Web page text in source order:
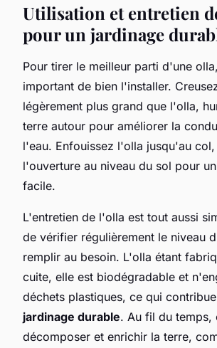
Utilisation et entretien
pour un jardinage
Pour tirer le meilleur parti d'une
important de bien l'installer.
légèrement plus grand que l'olla,
terre autour pour améliorer la
l'eau. Enfouissez l'olla jusqu'au col,
l'ouverture au niveau du sol pour
facile.
L'entretien de l'olla est tout aussi
de vérifier régulièrement le niveau
remplir au besoin. L'olla étant
cuite, elle est biodégradable et
déchets plastiques, ce qui
jardinage durable. Au fil du temps,
décomposer et enrichir la terre,